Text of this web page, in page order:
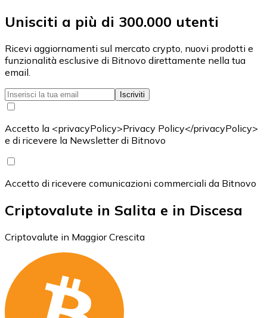
Unisciti a più di 300.000 utenti
Ricevi aggiornamenti sul mercato crypto, nuovi prodotti e
funzionalità esclusive di Bitnovo direttamente nella tua
email.
Iscriviti
Accetto la <privacyPolicy>Privacy Policy</privacyPolicy>
e di ricevere la Newsletter di Bitnovo
Accetto di ricevere comunicazioni commerciali da Bitnovo
Criptovalute in Salita e in Discesa
Criptovalute in Maggior Crescita